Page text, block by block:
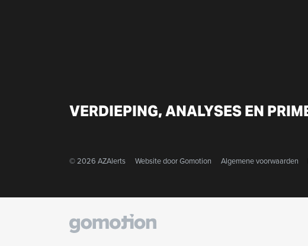
VERDIEPING, ANALYSES EN
© 2026 AZAlerts Website doorGomotion Algemene voorwaarden